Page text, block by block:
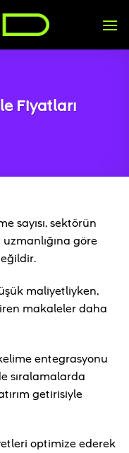
Fiyatları
sayısı, sektörün
göre
maliyetliyken,
makaleler daha
entegrasyonu
sıralamalarda
getirisiyle
optimize ederek